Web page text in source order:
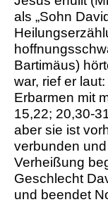
als „Sohn
Bartimäus)
war, rief er
Erbarmen mit
15,22; 20,30-
aber sie ist
verbunden
Verheißung
Geschlecht
und beendet